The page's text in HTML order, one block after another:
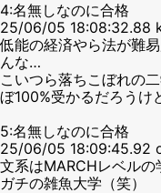
4:名無しなのに合格
25/06/05 18:08:32.88
低能の経済やら法が難
んな…
こいつら落ちこぼれの
ぼ100%受かるだろうけ
5:名無しなのに合格
25/06/05 18:09:45.92
文系はMARCHレベルの
ガチの雑魚大学（笑）